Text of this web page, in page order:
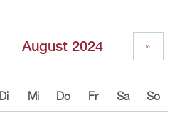
August 2024 »
Di Mi Do Fr Sa So